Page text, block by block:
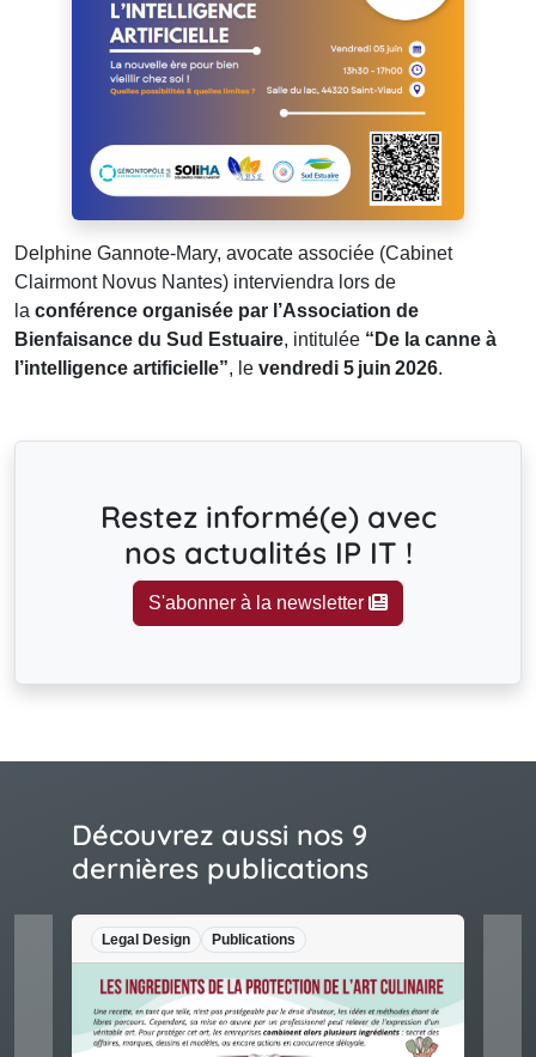
Delphine Gannote‑Mary, avocate associée (Cabinet
Clairmont Novus Nantes) interviendra lors de
la conférence organisée par l’Association de
Bienfaisance du Sud Estuaire, intitulée “De la canne à
l’intelligence artificielle”, le vendredi 5 juin 2026.
Restez informé(e) avec
nos actualités IP IT !
S'abonner à la newsletter
Découvrez aussi nos 9
dernières publications
Legal Design Publications